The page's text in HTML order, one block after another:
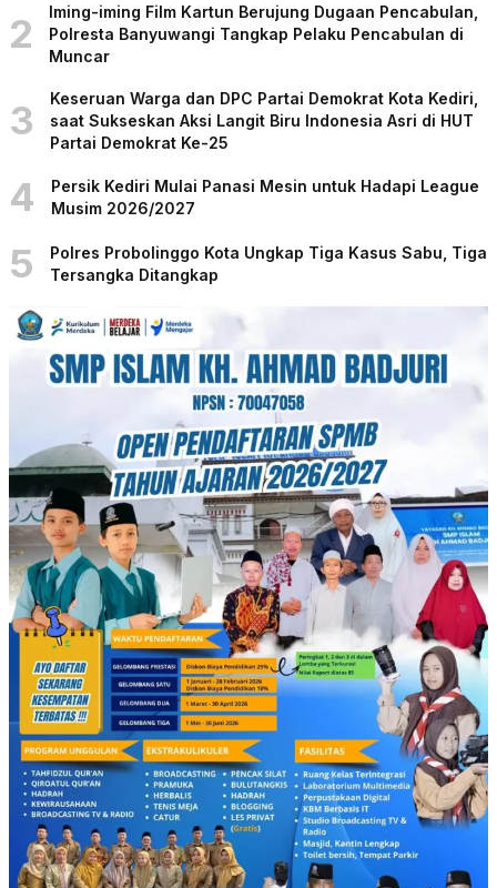
2
Iming-iming Film Kartun Berujung Dugaan Pencabulan,
Polresta Banyuwangi Tangkap Pelaku Pencabulan di
Muncar
3
Keseruan Warga dan DPC Partai Demokrat Kota Kediri,
saat Sukseskan Aksi Langit Biru Indonesia Asri di HUT
Partai Demokrat Ke-25
4
Persik Kediri Mulai Panasi Mesin untuk Hadapi League
Musim 2026/2027
5
Polres Probolinggo Kota Ungkap Tiga Kasus Sabu, Tiga
Tersangka Ditangkap